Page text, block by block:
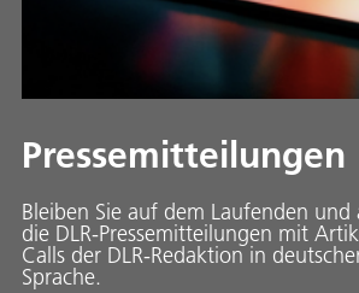
Pressemitteilungen
Bleiben Sie auf dem Laufenden und
die DLR-Pressemitteilungen mit
Calls der DLR-Redaktion in
Sprache.